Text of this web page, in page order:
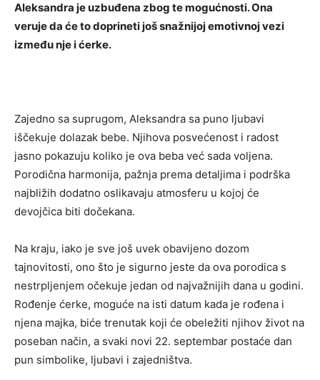
Aleksandra je uzbuđena zbog te mogućnosti. Ona
veruje da će to doprineti još snažnijoj emotivnoj vezi
između nje i ćerke.
Zajedno sa suprugom, Aleksandra sa puno ljubavi
iščekuje dolazak bebe. Njihova posvećenost i radost
jasno pokazuju koliko je ova beba već sada voljena.
Porodična harmonija, pažnja prema detaljima i podrška
najbližih dodatno oslikavaju atmosferu u kojoj će
devojčica biti dočekana.
Na kraju, iako je sve još uvek obavijeno dozom
tajnovitosti, ono što je sigurno jeste da ova porodica s
nestrpljenjem očekuje jedan od najvažnijih dana u godini.
Rođenje ćerke, moguće na isti datum kada je rođena i
njena majka, biće trenutak koji će obeležiti njihov život na
poseban način, a svaki novi 22. septembar postaće dan
pun simbolike, ljubavi i zajedništva.